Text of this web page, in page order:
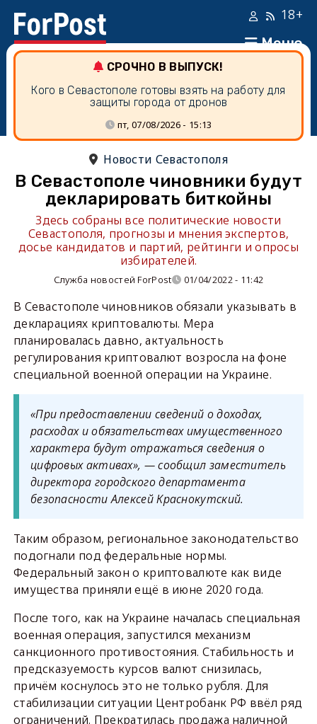
Меню
18+
СРОЧНО В ВЫПУСК!
Кого в Севастополе готовы взять на работу для
защиты города от дронов
пт, 07/08/2026 - 15:13
Новости Севастополя
В Севастополе чиновники будут
декларировать биткойны
Здесь собраны все политические новости
Севастополя, прогнозы и мнения экспертов,
досье кандидатов и партий, рейтинги и опросы
избирателей.
Служба новостей ForPost 01/04/2022 - 11:42
В Севастополе чиновников обязали указывать в
декларациях криптовалюты. Мера
планировалась давно, актуальность
регулирования криптовалют возросла на фоне
специальной военной операции на Украине.
«При предоставлении сведений о доходах,
расходах и обязательствах имущественного
характера будут отражаться сведения о
цифровых активах», — сообщил заместитель
директора городского департамента
безопасности Алексей Краснокутский.
Таким образом, региональное законодательство
подогнали под федеральные нормы.
Федеральный закон о криптовалюте как виде
имущества приняли ещё в июне 2020 года.
После того, как на Украине началась специальная
военная операция, запустился механизм
санкционного противостояния. Стабильность и
предсказуемость курсов валют снизилась,
причём коснулось это не только рубля. Для
стабилизации ситуации Центробанк РФ ввёл ряд
ограничений. Прекратилась продажа наличной